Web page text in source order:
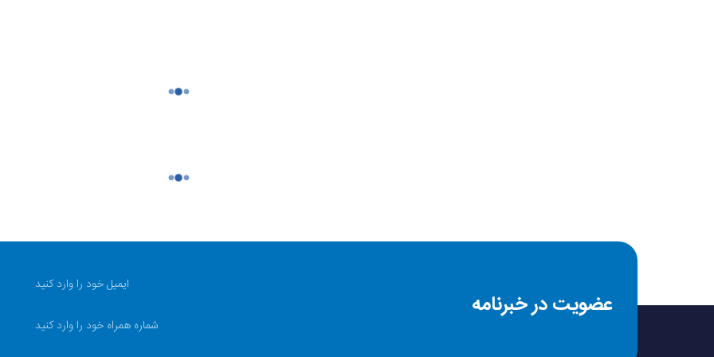
تعداد پورت خروجی: یک عدد تایپ سی - دو عدد یو اس بی - یک
میکرو یو اس بی تعداد پورت ورودی :یک پورت تایپ سی - یک
قابلیت اتصال به تلفن همراه و تلبت
عضویت در خبرنامه